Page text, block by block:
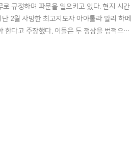
규정하며 파문을 일으키고 있다. 현지 시간
2월 사망한 최고지도자 아야톨라 알리 하메
한다고 주장했다. 이들은 두 정상을 법적으로